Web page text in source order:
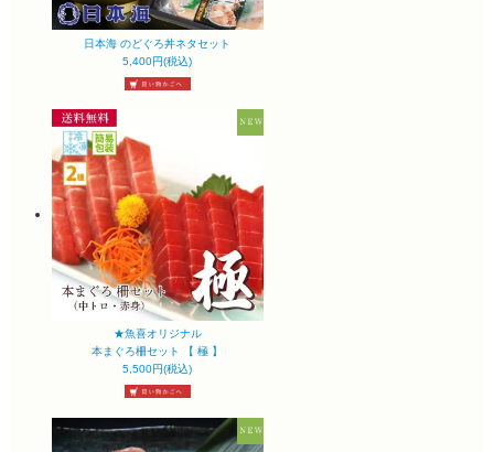
日本海 のどぐろ丼ネタセット
5,400円(税込)
★魚喜オリジナル
本まぐろ柵セット 【 極 】
5,500円(税込)